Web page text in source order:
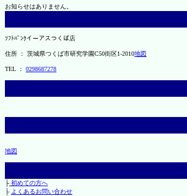
お知らせはありません。
ｿﾌﾄﾊﾞﾝｸイーアスつくば店
住所 ： 茨城県つくば市研究学園C50街区1-2010地図
TEL ： 0298687278
地図
├初めての方へ
├ よくあるお問い合わせ